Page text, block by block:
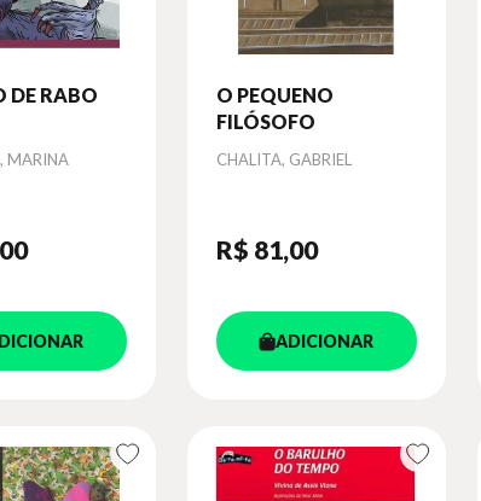
DE RABO
MARINA
O PEQUENO
FILÓSOFO
Autor
CHALITA, GABRIEL
R$ 81,00
ADICIONAR